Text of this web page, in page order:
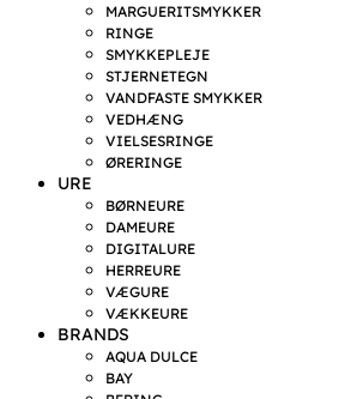
MARGUERITSMYKKER
RINGE
SMYKKEPLEJE
STJERNETEGN
VANDFASTE SMYKKER
VEDHÆNG
VIELSESRINGE
ØRERINGE
URE
BØRNEURE
DAMEURE
DIGITALURE
HERREURE
VÆGURE
VÆKKEURE
BRANDS
AQUA DULCE
BAY